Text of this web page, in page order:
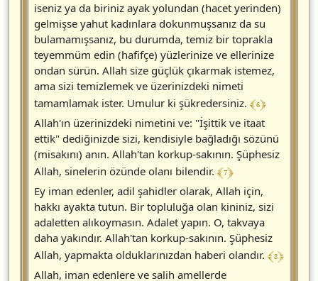
iseniz ya da biriniz ayak yolundan (hacet yerinden)
gelmişse yahut kadınlara dokunmuşsanız da su
bulamamışsanız, bu durumda, temiz bir toprakla
teyemmüm edin (hafifçe) yüzlerinize ve ellerinize
ondan sürün. Allah size güçlük çıkarmak istemez,
ama sizi temizlemek ve üzerinizdeki nimeti
tamamlamak ister. Umulur ki şükredersiniz. ﴾ 6 ﴿
Allah'ın üzerinizdeki nimetini ve: "İşittik ve itaat
ettik" dediğinizde sizi, kendisiyle bağladığı sözünü
(misakını) anın. Allah'tan korkup-sakının. Şüphesiz
Allah, sinelerin özünde olanı bilendir. ﴾ 7 ﴿
Ey iman edenler, adil şahidler olarak, Allah için,
hakkı ayakta tutun. Bir topluluğa olan kininiz, sizi
adaletten alıkoymasın. Adalet yapın. O, takvaya
daha yakındır. Allah'tan korkup-sakının. Şüphesiz
Allah, yapmakta olduklarınızdan haberi olandır. ﴾ 8 ﴿
Allah, iman edenlere ve salih amellerde